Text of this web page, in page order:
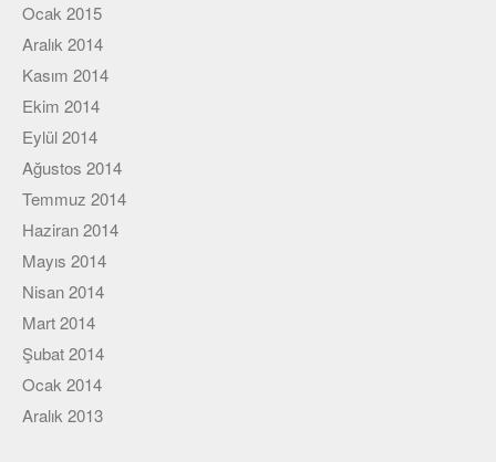
Ocak 2015
Aralık 2014
Kasım 2014
Ekim 2014
Eylül 2014
Ağustos 2014
Temmuz 2014
Haziran 2014
Mayıs 2014
Nisan 2014
Mart 2014
Şubat 2014
Ocak 2014
Aralık 2013